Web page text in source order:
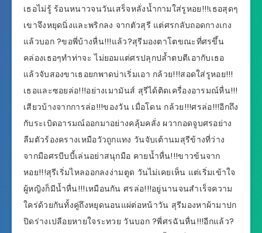
เธอไม่รู้ ร้อนหนาวจนวันเสร็จหลั่งน้ำกามใส่รูหอย!!!เธอสุดๆ
เขาจึงหยุดนิ่งและพริกลง จากตัวสุรี แต่ศรกลับถอดกางเกง
แล้วบอก ?ขอพี่บ้างหื่น!!!แล้ว?สุรีมองตาโตขณะที่ศรขึ้น
คล่องเธอๆทำท่าจะ ไม่ยอมแต่ศรปลุกปล้ำตบตีเอากับเธอ
แล้วจับสองขาเธอยกพาดบ่าเริ่มเอา กล้วย!!!สอดใส่รูหอย!!!
เธอและซอยล่อ!!!อย่างเมามันส์ สุรีได้ติดเครื่องอารมณ์หื่น!!!
เสียวบ้างจากการล่อ!!!ของวัน เมื่อโดน กล้วย!!!ศรล่อ!!!อีกถึง
กับระเบิดอารมณ์ออกมาอย่างคลุ้มคลั่ง ผวากอดจูบศรอย่าง
ลืมตัวร้องครางเหมือวัวถูกแทง วันจับเต้านมสุรีข้างที่ว่าง
จากมือศรบีบบี้เล่นอย่าสนุกมือ คายน้ำหื่น!!!ขาวข้นจาก
หอย!!!สุรีเริ่มไหลออกลงง่ามตูด วันไม่เคยเห็น แต่เริ่มเข้าใจ
ผู้หญิงก็มีน้ำหื่น!!!เหมือนกัน ศรล่อ!!!อยู่นานจนสำเร็จความ
ใคร่ด้วยกันทั้งคู่ถึงหยุดนอนแผ่ต่อหน้าวัน สุรีมองหาผ้ามาปก
ปิดร่างเปลือยหายใจระทวย วันบอก ?พี่ศรฉันหื่น!!!อีกแล้ว?